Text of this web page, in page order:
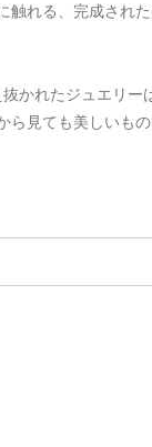
触れる、完成された
かれたジュエリー
ら見ても美しいもの